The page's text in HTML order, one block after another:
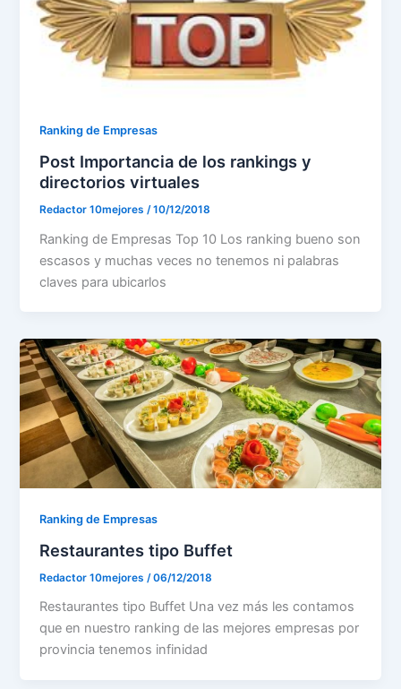
Ranking de Empresas
Post Importancia de los rankings y
directorios virtuales
Redactor 10mejores /10/12/2018
Ranking de Empresas Top 10 Los ranking bueno son
escasos y muchas veces no tenemos ni palabras
claves para ubicarlos
Ranking de Empresas
Restaurantes tipo Buffet
Redactor 10mejores /06/12/2018
Restaurantes tipo Buffet Una vez más les contamos
que en nuestro ranking de las mejores empresas por
provincia tenemos infinidad